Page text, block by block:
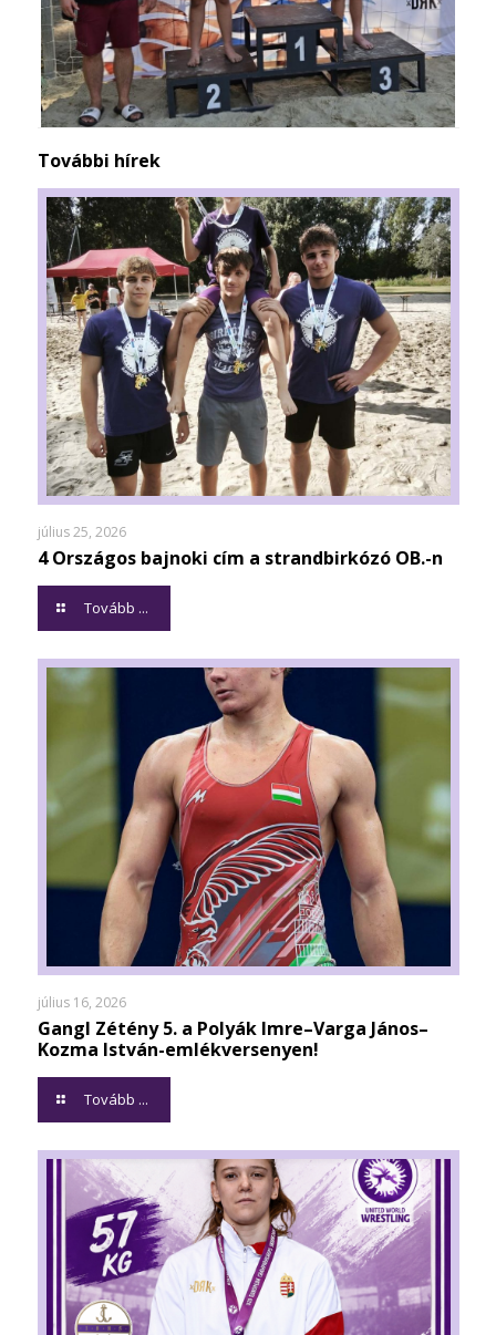
További hírek
július 25, 2026
4 Országos bajnoki cím a strandbirkózó OB.-n
Tovább ...
július 16, 2026
Gangl Zétény 5. a Polyák Imre–Varga János–
Kozma István-emlékversenyen!
Tovább ...